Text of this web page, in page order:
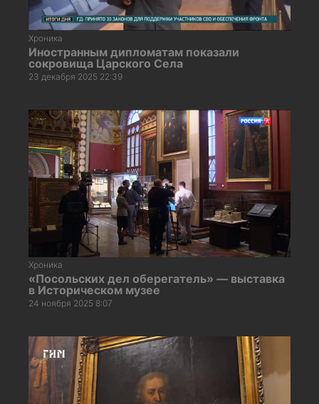
Хроника
Иностранным дипломатам показали
сокровища Царского Села
23 декабря 2025 22:39
Хроника
«Посольских дел оберегатель» — выставка
в Историческом музее
24 ноября 2025 8:07